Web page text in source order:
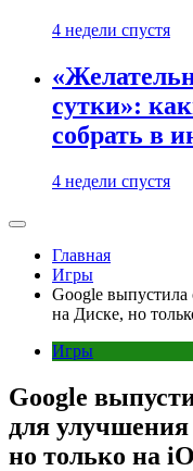
4 недели спустя
сутки»:
собрать в
4 недели спустя
Главная
Игры
Google выпустила
на Диске, но
Игры
Google
для
но только на